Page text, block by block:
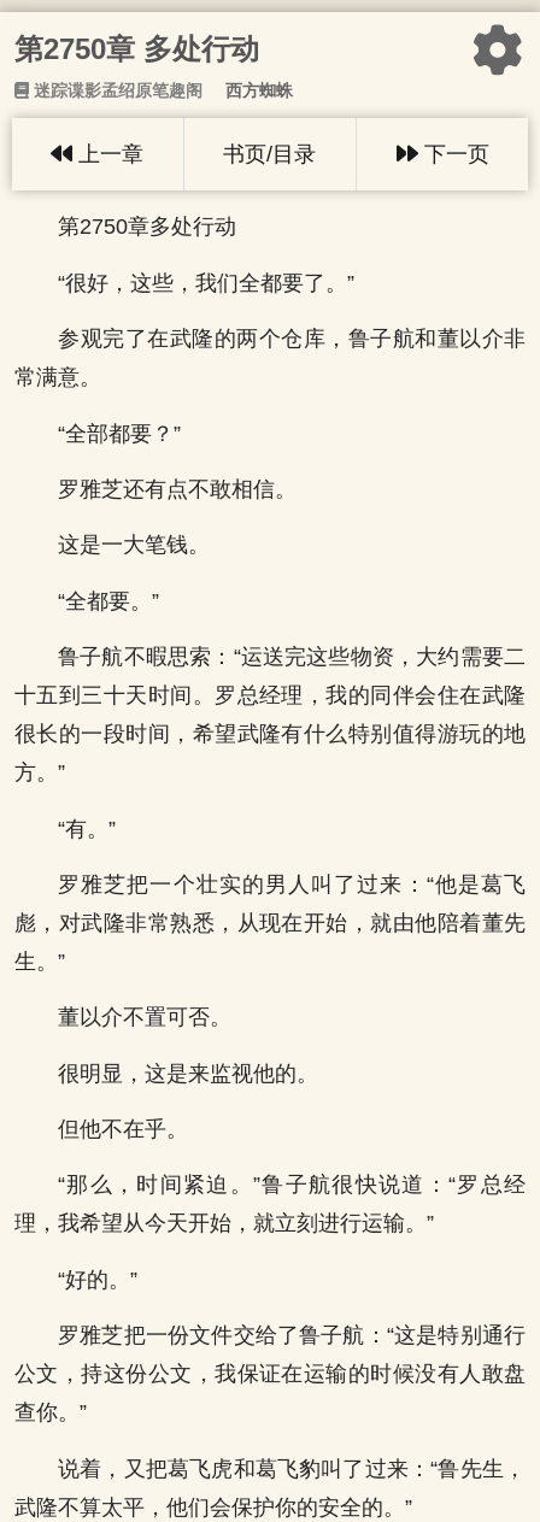
第2750章 多处行动
迷踪谍影孟绍原笔趣阁 西方蜘蛛
上一章 书页/目录 下一页
第2750章多处行动
“很好，这些，我们全都要了。”
参观完了在武隆的两个仓库，鲁子航和董以介非
常满意。
“全部都要？”
罗雅芝还有点不敢相信。
这是一大笔钱。
“全都要。”
鲁子航不暇思索：“运送完这些物资，大约需要二
十五到三十天时间。罗总经理，我的同伴会住在武隆
很长的一段时间，希望武隆有什么特别值得游玩的地
方。”
“有。”
罗雅芝把一个壮实的男人叫了过来：“他是葛飞
彪，对武隆非常熟悉，从现在开始，就由他陪着董先
生。”
董以介不置可否。
很明显，这是来监视他的。
但他不在乎。
“那么，时间紧迫。”鲁子航很快说道：“罗总经
理，我希望从今天开始，就立刻进行运输。”
“好的。”
罗雅芝把一份文件交给了鲁子航：“这是特别通行
公文，持这份公文，我保证在运输的时候没有人敢盘
查你。”
说着，又把葛飞虎和葛飞豹叫了过来：“鲁先生，
武隆不算太平，他们会保护你的安全的。”